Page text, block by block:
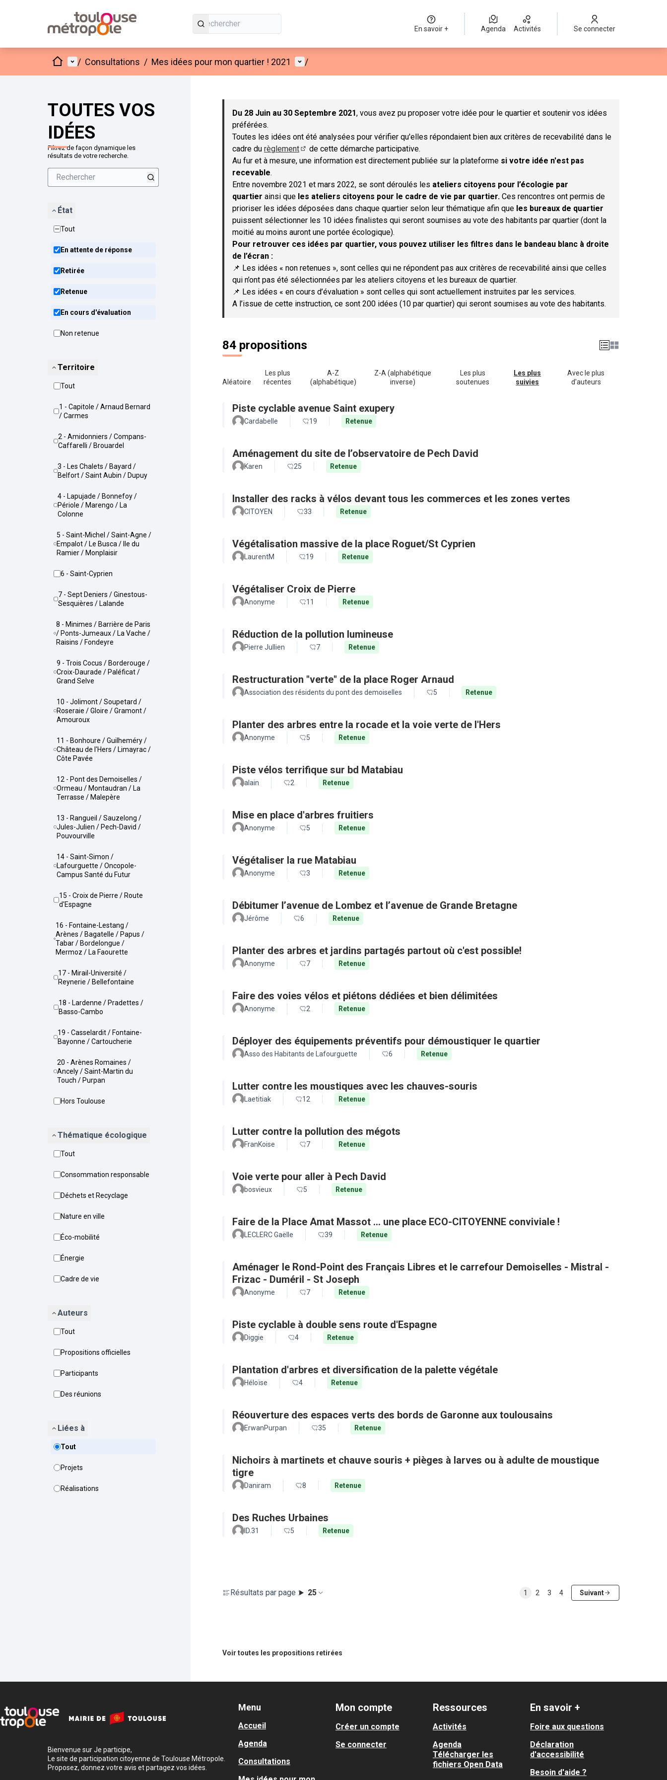
En savoir + Agenda Activités Se connecter
AccueilMenu principal
/ Consultations / Mes idées pour mon quartier ! 2021 Menu utilisateur
/
TOUTES VOS
IDÉES
Filtrez de façon dynamique les
résultats de votre recherche.
État
Tout
En attente de réponse
Retirée
Retenue
En cours d'évaluation
Non retenue
Territoire
Tout
1 - Capitole / Arnaud Bernard
/ Carmes
2 - Amidonniers / Compans-
Caffarelli / Brouardel
3 - Les Chalets / Bayard /
Belfort / Saint Aubin / Dupuy
4 - Lapujade / Bonnefoy /
Périole / Marengo / La
Colonne
5 - Saint-Michel / Saint-Agne /
Empalot / Le Busca / Ile du
Ramier / Monplaisir
6 - Saint-Cyprien
7 - Sept Deniers / Ginestous-
Sesquières / Lalande
8 - Minimes / Barrière de Paris
/ Ponts-Jumeaux / La Vache /
Raisins / Fondeyre
9 - Trois Cocus / Borderouge /
Croix-Daurade / Paléficat /
Grand Selve
10 - Jolimont / Soupetard /
Roseraie / Gloire / Gramont /
Amouroux
11 - Bonhoure / Guilheméry /
Château de l'Hers / Limayrac /
Côte Pavée
12 - Pont des Demoiselles /
Ormeau / Montaudran / La
Terrasse / Malepère
13 - Rangueil / Sauzelong /
Jules-Julien / Pech-David /
Pouvourville
14 - Saint-Simon /
Lafourguette / Oncopole-
Campus Santé du Futur
15 - Croix de Pierre / Route
d'Espagne
16 - Fontaine-Lestang /
Arènes / Bagatelle / Papus /
Tabar / Bordelongue /
Mermoz / La Faourette
17 - Mirail-Université /
Reynerie / Bellefontaine
18 - Lardenne / Pradettes /
Basso-Cambo
19 - Casselardit / Fontaine-
Bayonne / Cartoucherie
20 - Arènes Romaines /
Ancely / Saint-Martin du
Touch / Purpan
Hors Toulouse
Thématique écologique
Tout
Consommation responsable
Déchets et Recyclage
Nature en ville
Éco-mobilité
Énergie
Cadre de vie
Auteurs
Tout
Propositions officielles
Participants
Des réunions
Liées à
Tout
Projets
Réalisations
Passer la carte
Du 28 Juin au 30 Septembre 2021, vous avez pu proposer votre idée pour le quartier et soutenir vos idées
préférées.
Toutes les idées ont été analysées pour vérifier qu'elles répondaient bien aux critères de recevabilité dans le
cadre du règlement
(S'ouvre dans un nouvel onglet)
de cette démarche participative.
Au fur et à mesure, une information est directement publiée sur la plateforme si votre idée n'est pas
recevable.
Entre novembre 2021 et mars 2022, se sont déroulés les ateliers citoyens pour l’écologie par
quartier ainsi que les ateliers citoyens pour le cadre de vie par quartier. Ces rencontres ont permis de
prioriser les idées déposées dans chaque quartier selon leur thématique afin que les bureaux de quartier
puissent sélectionner les 10 idées finalistes qui seront soumises au vote des habitants par quartier (dont la
moitié au moins auront une portée écologique).
Pour retrouver ces idées par quartier, vous pouvez utiliser les filtres dans le bandeau blanc à droite
de l’écran :
📌 Les idées « non retenues », sont celles qui ne répondent pas aux critères de recevabilité ainsi que celles
qui n’ont pas été sélectionnées par les ateliers citoyens et les bureaux de quartier.
📌 Les idées « en cours d’évaluation » sont celles qui sont actuellement instruites par les services.
A l’issue de cette instruction, ce sont 200 idées (10 par quartier) qui seront soumises au vote des habitants.
84 propositions
Aléatoire
Les plus
récentes
A-Z
(alphabétique)
Z-A (alphabétique
inverse)
Les plus
soutenues
Les plus
suivies
Avec le plus
d'auteurs
Piste cyclable avenue Saint exupery
Cardabelle 19 Retenue
Aménagement du site de l’observatoire de Pech David
Karen 25 Retenue
Installer des racks à vélos devant tous les commerces et les zones vertes
CITOYEN 33 Retenue
Végétalisation massive de la place Roguet/St Cyprien
LaurentM 19 Retenue
Végétaliser Croix de Pierre
Anonyme 11 Retenue
Réduction de la pollution lumineuse
Pierre Jullien 7 Retenue
Restructuration "verte" de la place Roger Arnaud
Association des résidents du pont des demoiselles 5 Retenue
Planter des arbres entre la rocade et la voie verte de l'Hers
Anonyme 5 Retenue
Piste vélos terrifique sur bd Matabiau
alain 2 Retenue
Mise en place d'arbres fruitiers
Anonyme 5 Retenue
Végétaliser la rue Matabiau
Anonyme 3 Retenue
Débitumer l’avenue de Lombez et l’avenue de Grande Bretagne
Jérôme 6 Retenue
Planter des arbres et jardins partagés partout où c'est possible!
Anonyme 7 Retenue
Faire des voies vélos et piétons dédiées et bien délimitées
Anonyme 2 Retenue
Déployer des équipements préventifs pour démoustiquer le quartier
Asso des Habitants de Lafourguette 6 Retenue
Lutter contre les moustiques avec les chauves-souris
Laetitiak 12 Retenue
Lutter contre la pollution des mégots
FranKoise 7 Retenue
Voie verte pour aller à Pech David
bosvieux 5 Retenue
Faire de la Place Amat Massot ... une place ECO-CITOYENNE conviviale !
LECLERC Gaëlle 39 Retenue
Aménager le Rond-Point des Français Libres et le carrefour Demoiselles - Mistral -
Frizac - Duméril - St Joseph
Anonyme 7 Retenue
Piste cyclable à double sens route d'Espagne
Diggie 4 Retenue
Plantation d'arbres et diversification de la palette végétale
Héloïse 4 Retenue
Réouverture des espaces verts des bords de Garonne aux toulousains
ErwanPurpan 35 Retenue
Nichoirs à martinets et chauve souris + pièges à larves ou à adulte de moustique
tigre
Daniram 8 Retenue
Des Ruches Urbaines
ID.31 5 Retenue
Résultats par page : 25 1 2 3 4 Suivant
Voir toutes les propositions retirées
Bienvenue sur Je participe,
Le site de participation citoyenne de Toulouse Métropole.
Proposez, donnez votre avis et partagez vos idées.
Menu
Accueil
Agenda
Consultations
Mon compte
Créer un compte
Se connecter
Ressources
Activités
Agenda
Télécharger les
fichiers Open Data
En savoir +
Foire aux questions
Déclaration
d'accessibilité
Besoin d'aide ?